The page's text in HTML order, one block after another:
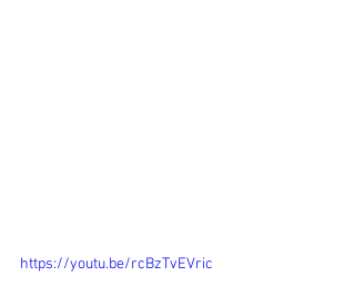
https://youtu.be/rcBzTvEVric